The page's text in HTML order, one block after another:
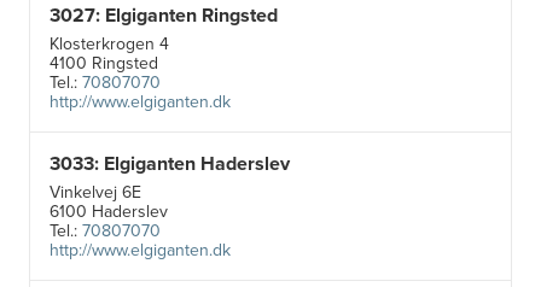
3027: Elgiganten Ringsted
Klosterkrogen 4
4100 Ringsted
Tel.:70807070
http://www.elgiganten.dk
3033: Elgiganten Haderslev
Vinkelvej 6E
6100 Haderslev
Tel.:70807070
http://www.elgiganten.dk